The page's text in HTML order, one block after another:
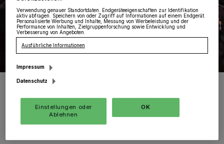
Die Feuerwehr hatte viel Grund zum Ehren ...!
Verwendung genauer Standortdaten. Endgeräteeigenschaften zur Identifikation
aktiv abfragen. Speichern von oder Zugriff auf Informationen auf einem Endgerät.
Personalisierte Werbung und Inhalte, Messung von Werbeleistung und der
Performance von Inhalten, Zielgruppenforschung sowie Entwicklung und
Verbesserung von Angeboten.
Ausführliche Informationen
Impressum
Datenschutz
Einstellungen oder
Ablehnen
OK